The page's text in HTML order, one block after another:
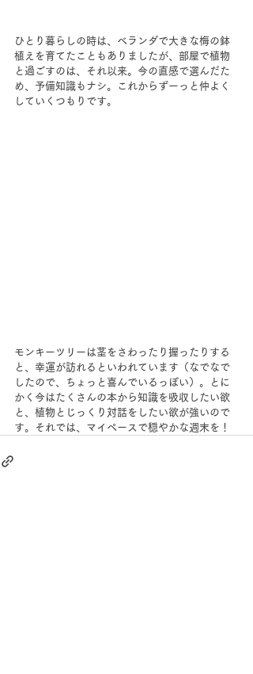
ひとり暮らしの時は、ベランダで大きな梅の鉢
植えを育てたこともありましたが、部屋で植物
と過ごすのは、それ以来。今の直感で選んだた
め、予備知識もナシ。これからずーっと仲よく
していくつもりです。
モンキーツリーは茎をさわったり握ったりする
と、幸運が訪れるといわれています（なでなで
したので、ちょっと喜んでいるっぽい）。とに
かく今はたくさんの本から知識を吸収したい欲
と、植物とじっくり対話をしたい欲が強いので
す。それでは、マイペースで穏やかな週末を！